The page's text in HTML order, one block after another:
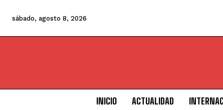
sábado, agosto 8, 2026
INICIO ACTUALIDAD